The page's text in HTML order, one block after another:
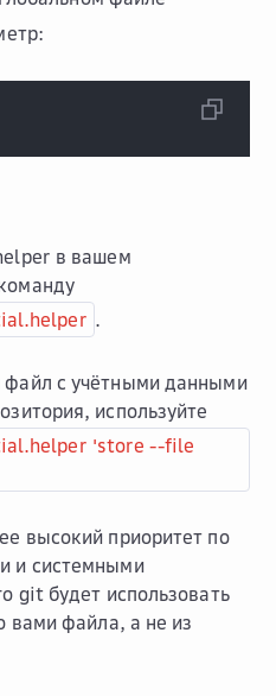
в вашем
.
файл с учётными данными
используйте
'store --file
высокий приоритет по
и системными
git будет использовать
вами файла, а не из